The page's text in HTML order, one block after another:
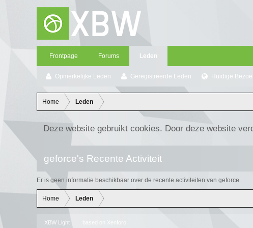
Frontpage Forums Leden
Opmerkelijke Leden Geregistreerde Leden Huidige
Home Leden
Deze website gebruikt cookies. Door deze website
geforce's Recente Activiteit
Er is geen informatie beschikbaar over de recente activiteiten van geforce.
Home Leden
XBW Light based on Xenforo